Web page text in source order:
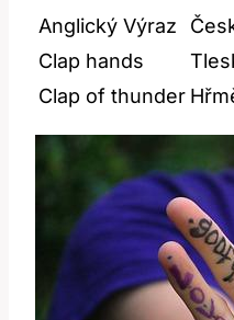
Anglický Výraz
Clap hands
Clap of thunder